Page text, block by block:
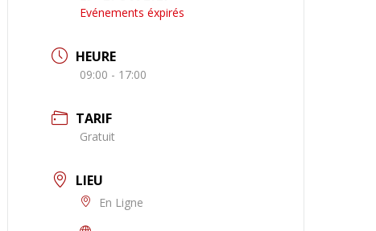
Evénements éxpirés
HEURE
09:00 - 17:00
TARIF
Gratuit
LIEU
En Ligne